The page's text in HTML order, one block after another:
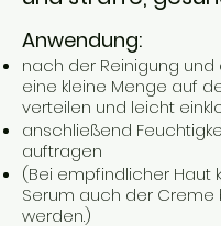
Anwendung:
nach der Reinigung und
eine kleine Menge auf
verteilen und leicht
anschließend
auftragen
(Bei empfindlicher Haut
Serum auch der
werden.)